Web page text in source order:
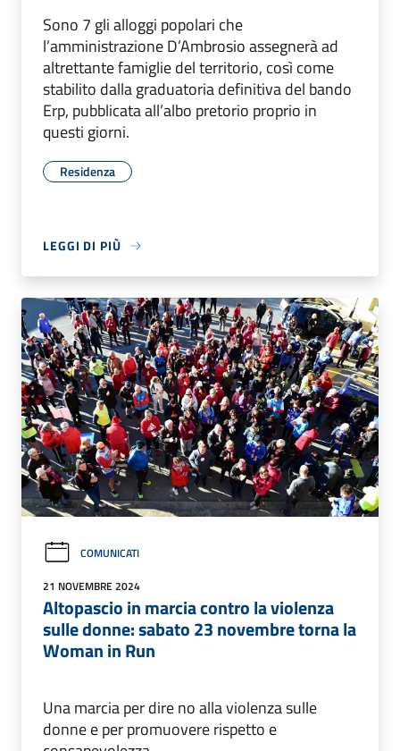
Sono 7 gli alloggi popolari che
l’amministrazione D’Ambrosio assegnerà ad
altrettante famiglie del territorio, così come
stabilito dalla graduatoria definitiva del bando
Erp, pubblicata all’albo pretorio proprio in
questi giorni.
Residenza
LEGGI DI PIÙ
COMUNICATI
21 NOVEMBRE 2024
Altopascio in marcia contro la violenza
sulle donne: sabato 23 novembre torna la
Woman in Run
Una marcia per dire no alla violenza sulle
donne e per promuovere rispetto e